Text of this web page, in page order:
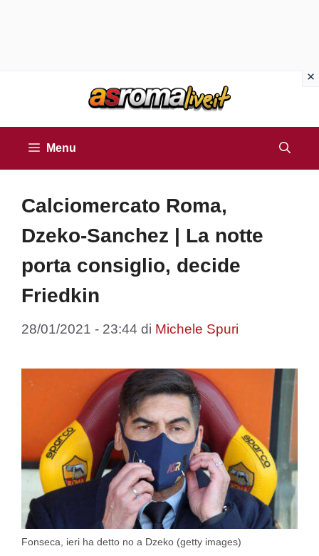
Menu
Calciomercato Roma,
Dzeko-Sanchez | La notte
porta consiglio, decide
Friedkin
28/01/2021 - 23:44 di Michele Spuri
Fonseca, ieri ha detto no a Dzeko (getty images)